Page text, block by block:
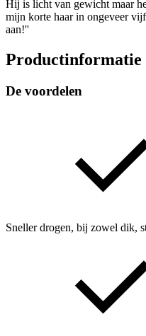
Hij is licht van gewicht maar
mijn korte haar in ongeveer
aan!''
Productinformatie
De voordelen
Sneller drogen, bij zowel dik,